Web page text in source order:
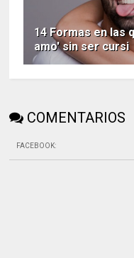
14 Formas en las
amo' sin ser cursi
COMENTARIOS
FACEBOOK: